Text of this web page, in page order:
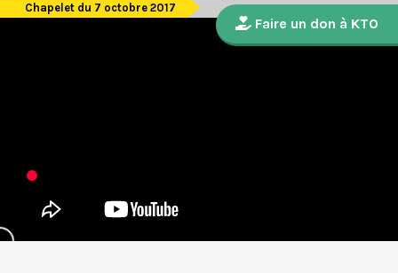
Chapelet du 7 octobre 2017
Faire un don à KTO